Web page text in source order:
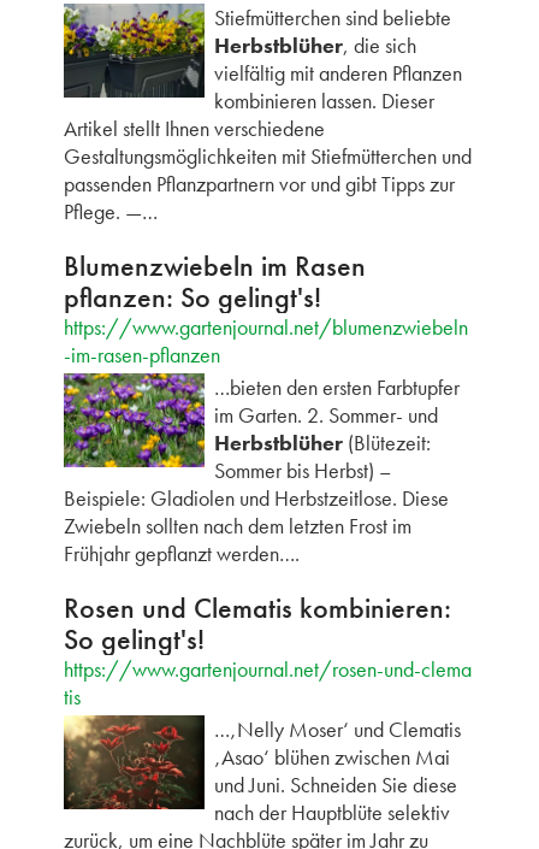
Stiefmütterchen sind beliebte
Herbstblüher, die sich
vielfältig mit anderen Pflanzen
kombinieren lassen. Dieser
Artikel stellt Ihnen verschiedene
Gestaltungsmöglichkeiten mit Stiefmütterchen und
passenden Pflanzpartnern vor und gibt Tipps zur
Pflege. —…
Blumenzwiebeln im Rasen
pflanzen: So gelingt's!
https://www.gartenjournal.net/blumenzwiebeln
-im-rasen-pflanzen
…bieten den ersten Farbtupfer
im Garten. 2. Sommer- und
Herbstblüher(Blütezeit:
Sommer bis Herbst) –
Beispiele: Gladiolen und Herbstzeitlose. Diese
Zwiebeln sollten nach dem letzten Frost im
Frühjahr gepflanzt werden….
Rosen und Clematis kombinieren:
So gelingt's!
https://www.gartenjournal.net/rosen-und-clema
tis
…‚Nelly Moser‘ und Clematis
‚Asao‘ blühen zwischen Mai
und Juni. Schneiden Sie diese
nach der Hauptblüte selektiv
zurück, um eine Nachblüte später im Jahr zu